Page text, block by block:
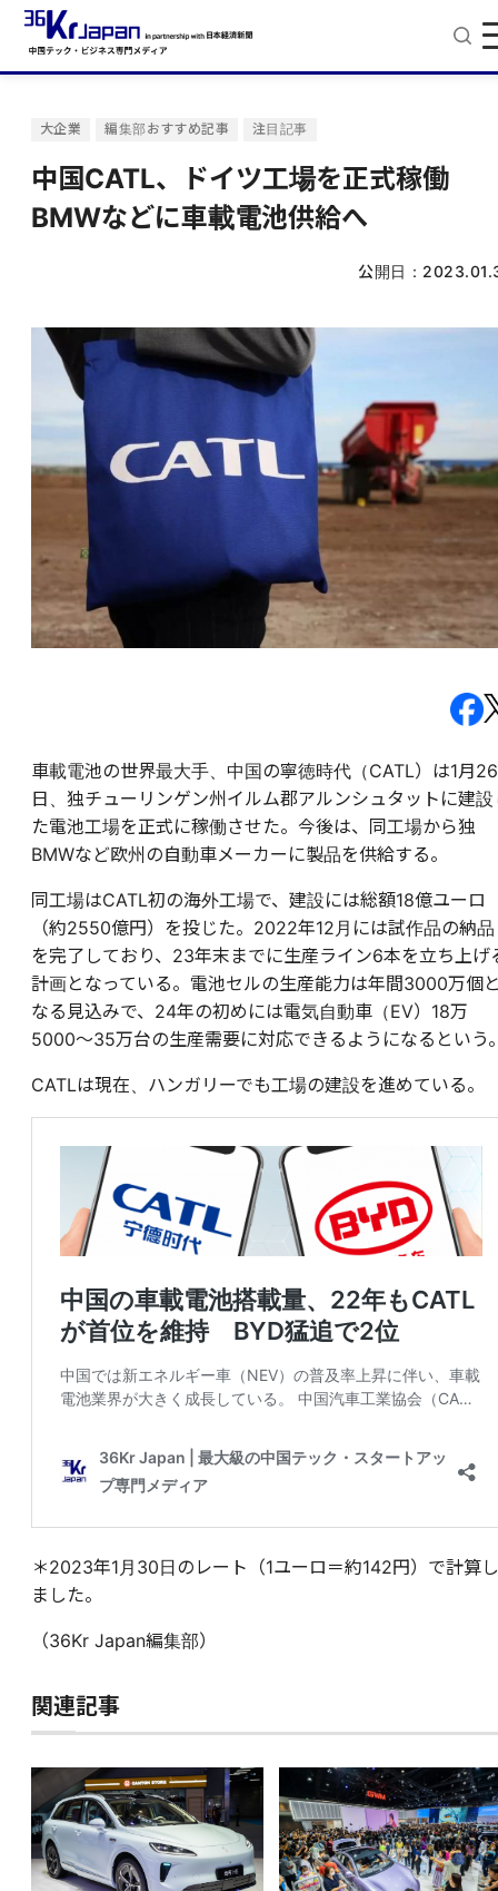
大企業 編集部おすすめ記事 注目記事
中国CATL、ドイツ工場を正式稼働
BMWなどに車載電池供給へ
公開日：
車載電池の世界最大手、中国の寧徳時代（CATL）は1月26
日、独チューリンゲン州 イルム郡アルンシュタットに建設
た電池工場を正式に稼働させた。今後は、同工場から独
BMWなど欧州の自動車メーカーに製品を供給する。
同工場はCATL初の海外工場で、建設には総額18億ユーロ
（約2550億円）を投じた。2022年12月には試作品の納品
を完了しており、23年末までに生産ライン6本を立ち上げ
計画となっている。電池セルの生産能力は年間3000万個
なる見込みで、24年の初めには電気自動車（EV）18万
5000〜35万台の生産需要に対応できるようになるという
CATLは現在、ハンガリーでも工場の建設を進めている。
＊2023年1月30日のレート（1ユーロ＝約142円）で計算し
ました。
（36Kr Japan編集部）
関連記事